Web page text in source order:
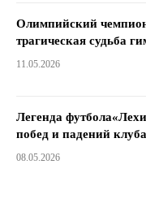
Олимпийский
трагическая судьба
11.05.2026
Легенда
побед и падений клуба
08.05.2026